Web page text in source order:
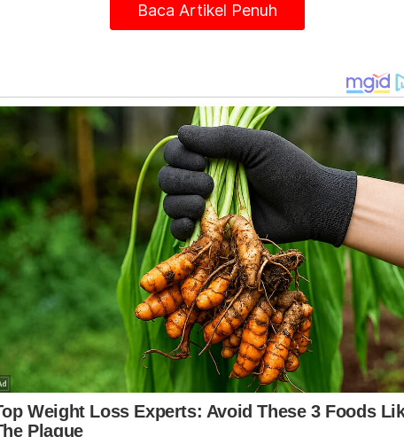
Martabak RM3 yang dijual di bazar Ramadan Sedim.
"Saya berniaga setiap hari bukan sahaja pada bulan
Ramadan.
"Hari biasa pun saya jual RM3.
"Saya berniaga bukan untuk berlawan dengan
orang walaupun kita sedar ada yang sudah jual
sehingga RM5 sebiji," katanya ketika ditemui di
bazar Ramadan Sedim di sini pada Khamis.
Ahmad Tarmimi berkata, jualannya beroperasi pada
jam 3 petang setiap hari sepanjang Ramadan.
Baca Artikel Penuh